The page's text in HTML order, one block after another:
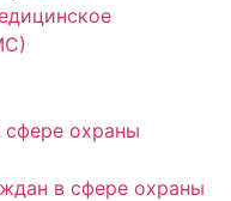
охраны
в сфере охраны